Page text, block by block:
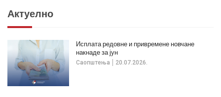
Актуелно
Саопштења 20.07.2026.
Исплата редовне и привремене новчане
накнаде за јун